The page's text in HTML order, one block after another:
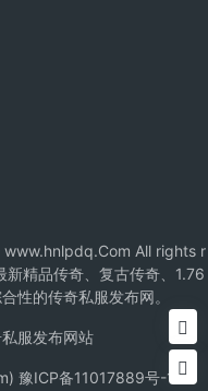
All rights r
精品传奇、复古传奇、1.76
性的传奇私服发布网。
服发布网站
豫ICP备11017889号-1